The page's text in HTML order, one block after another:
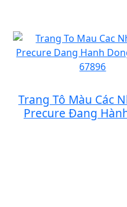
Trang Tô Màu Các
Precure Đang